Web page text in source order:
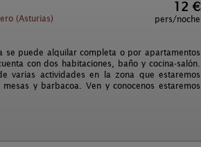
(Asturias)
12 €
pers/noche
se puede alquilar completa o por apartamentos
con dos habitaciones, baño y cocina-salón.
varias actividades en la zona que estaremos
y barbacoa. Ven y conocenos estaremos